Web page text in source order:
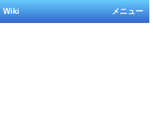
メニュー
Wiki